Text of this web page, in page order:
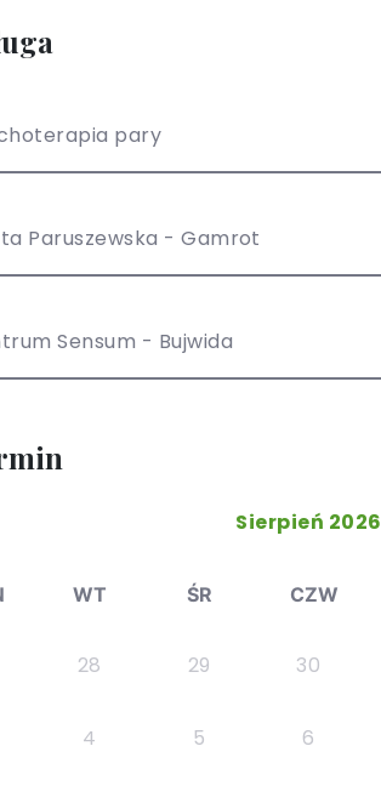
pary
Paruszewska - Gamrot
Sensum - Bujwida
Sierpień 2026
WT ŚR CZW
28 29 30
4 5 6